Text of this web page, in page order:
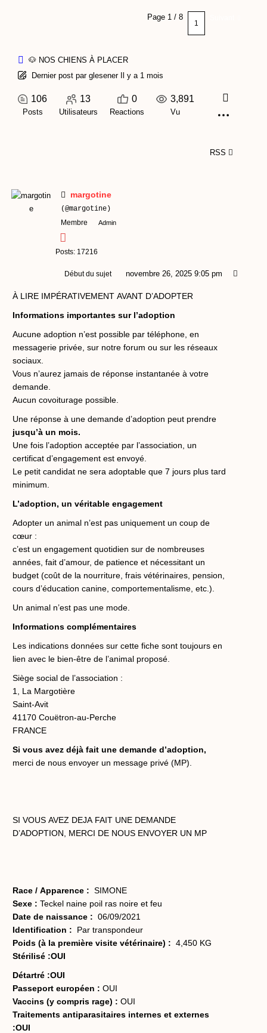
Page 1 / 8
🐶 NOS CHIENS À PLACER
Dernier post par glesener Il y a 1 mois
106
Posts
13
Utilisateurs
0
Reactions
3,891
Vu
RSS
margotine
(@margotine)
Membre
Admin
Posts: 17216
Début du sujet novembre 26, 2025 9:05 pm
À LIRE IMPÉRATIVEMENT AVANT D’ADOPTER
Informations importantes sur l’adoption
Aucune adoption n’est possible par téléphone, en
messagerie privée, sur notre forum ou sur les réseaux
sociaux.
Vous n’aurez jamais de réponse instantanée à votre
demande.
Aucun covoiturage possible.
Une réponse à une demande d’adoption peut prendre
jusqu’à un mois.
Une fois l’adoption acceptée par l’association, un
certificat d’engagement est envoyé.
Le petit candidat ne sera adoptable que 7 jours plus tard
minimum.
L’adoption, un véritable engagement
Adopter un animal n’est pas uniquement un coup de
cœur :
c’est un engagement quotidien sur de nombreuses
années, fait d’amour, de patience et nécessitant un
budget (coût de la nourriture, frais vétérinaires, pension,
cours d’éducation canine, comportementalisme, etc.).
Un animal n’est pas une mode.
Informations complémentaires
Les indications données sur cette fiche sont toujours en
lien avec le bien-être de l’animal proposé.
Siège social de l’association :
1, La Margotière
Saint-Avit
41170 Couëtron-au-Perche
FRANCE
Si vous avez déjà fait une demande d’adoption,
merci de nous envoyer un message privé (MP).
SI VOUS AVEZ DEJA FAIT UNE DEMANDE
D’ADOPTION, MERCI DE NOUS ENVOYER UN MP
Race / Apparence : SIMONE
Sexe : Teckel naine poil ras noire et feu
Date de naissance : 06/09/2021
Identification : Par transpondeur
Poids (à la première visite vétérinaire) : 4,450 KG
Stérilisé :OUI
Détartré :OUI
Passeport européen : OUI
Vaccins (y compris rage) : OUI
Traitements antiparasitaires internes et externes
:OUI